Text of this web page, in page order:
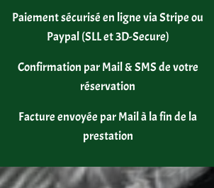
Paiement sécurisé en ligne via Stripe ou
Paypal (SLL et 3D-Secure)
Confirmation par Mail & SMS de votre
réservation
Facture envoyée par Mail à la fin de la
prestation